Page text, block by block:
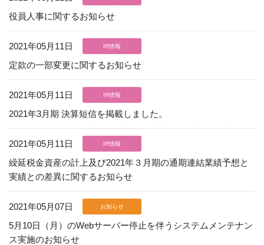
役員人事に関するお知らせ
2021年05月11日 IR情報
定款の一部変更に関するお知らせ
2021年05月11日 IR情報
2021年3月期 決算短信を掲載しました。
2021年05月11日 IR情報
繰延税金資産の計上及び2021年３月期の通期連結業績予想と
実績との差異に関するお知らせ
2021年05月07日 お知らせ
5月10日（月）のWebサーバー停止を伴うシステムメンテナン
ス実施のお知らせ
06-6943-8951
※祝日を除く
メールでのお問い合わせ